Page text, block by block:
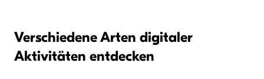
Verschiedene Arten digitaler
Aktivitäten entdecken